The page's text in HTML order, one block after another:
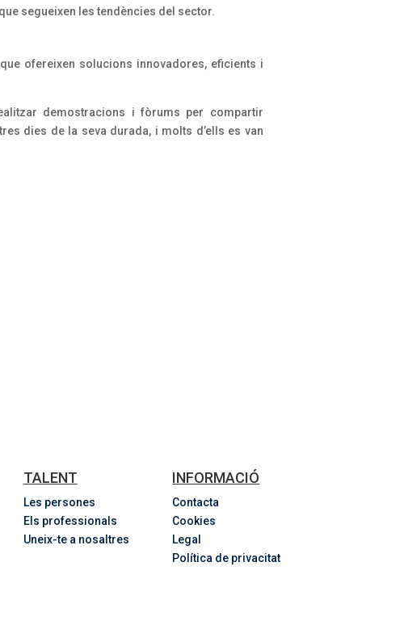
segueixen les tendències del sector.
ofereixen solucions innovadores, eficients i
demostracions i fòrums per compartir
dies de la seva durada, i molts d’ells es van
TALENT
Les persones
Els professionals
Uneix-te a nosaltres
INFORMACIÓ
Contacta
Cookies
Legal
Política de privacitat